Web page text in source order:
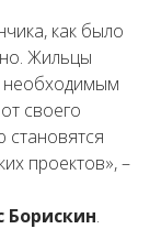
как было
Жильцы
необходимым
своего
становятся
проектов», –
Борискин.